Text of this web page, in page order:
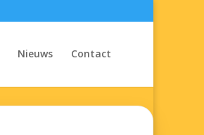
Nieuws Contact